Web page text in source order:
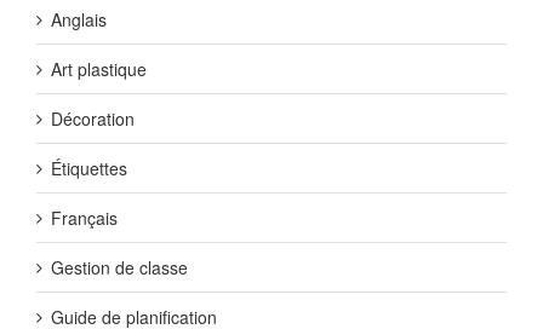
Anglais
Art plastique
Décoration
Étiquettes
Français
Gestion de classe
Guide de planification